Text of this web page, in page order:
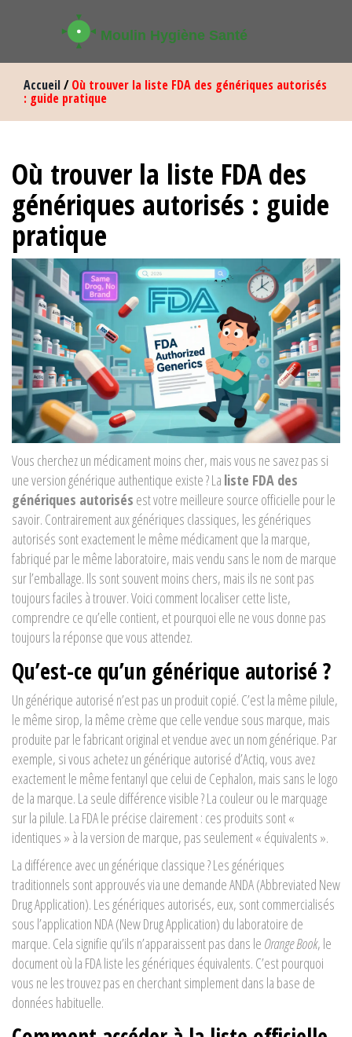
Accueil/Où trouver la liste FDA des génériques autorisés
: guide pratique
Où trouver la liste FDA des
génériques autorisés : guide
pratique
Vous cherchez un médicament moins cher, mais vous ne savez pas si
une version générique authentique existe ? La liste FDA des
génériques autorisés est votre meilleure source officielle pour le
savoir. Contrairement aux génériques classiques, les génériques
autorisés sont exactement le même médicament que la marque,
fabriqué par le même laboratoire, mais vendu sans le nom de marque
sur l’emballage. Ils sont souvent moins chers, mais ils ne sont pas
toujours faciles à trouver. Voici comment localiser cette liste,
comprendre ce qu’elle contient, et pourquoi elle ne vous donne pas
toujours la réponse que vous attendez.
Qu’est-ce qu’un générique autorisé ?
Un générique autorisé n’est pas un produit copié. C’est la même pilule,
le même sirop, la même crème que celle vendue sous marque, mais
produite par le fabricant original et vendue avec un nom générique. Par
exemple, si vous achetez un générique autorisé d’Actiq, vous avez
exactement le même fentanyl que celui de Cephalon, mais sans le logo
de la marque. La seule différence visible ? La couleur ou le marquage
sur la pilule. La FDA le précise clairement : ces produits sont «
identiques » à la version de marque, pas seulement « équivalents ».
La différence avec un générique classique ? Les génériques
traditionnels sont approuvés via une demande ANDA (Abbreviated New
Drug Application). Les génériques autorisés, eux, sont commercialisés
sous l’application NDA (New Drug Application) du laboratoire de
marque. Cela signifie qu’ils n’apparaissent pas dans le Orange Book, le
document où la FDA liste les génériques équivalents. C’est pourquoi
vous ne les trouvez pas en cherchant simplement dans la base de
données habituelle.